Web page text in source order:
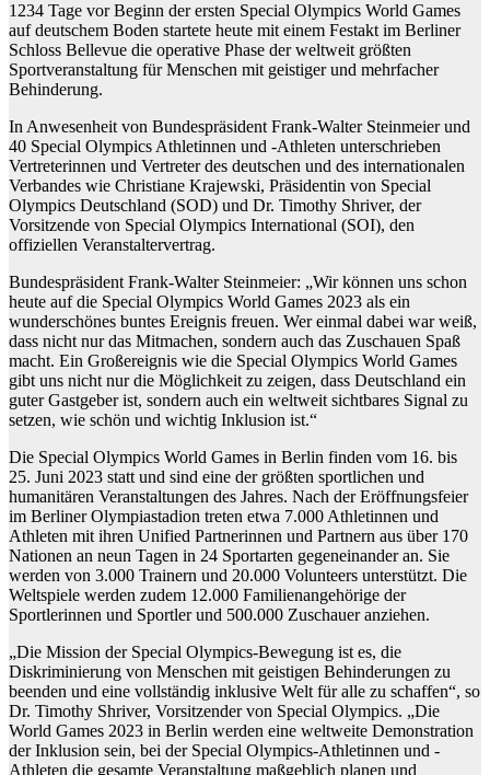
1234 Tage vor Beginn der ersten Special Olympics World Games
auf deutschem Boden startete heute mit einem Festakt im Berliner
Schloss Bellevue die operative Phase der weltweit größten
Sportveranstaltung für Menschen mit geistiger und mehrfacher
Behinderung.
In Anwesenheit von Bundespräsident Frank-Walter Steinmeier und
40 Special Olympics Athletinnen und -Athleten unterschrieben
Vertreterinnen und Vertreter des deutschen und des internationalen
Verbandes wie Christiane Krajewski, Präsidentin von Special
Olympics Deutschland (SOD) und Dr. Timothy Shriver, der
Vorsitzende von Special Olympics International (SOI), den
offiziellen Veranstaltervertrag.
Bundespräsident Frank-Walter Steinmeier: „Wir können uns schon
heute auf die Special Olympics World Games 2023 als ein
wunderschönes buntes Ereignis freuen. Wer einmal dabei war weiß,
dass nicht nur das Mitmachen, sondern auch das Zuschauen Spaß
macht. Ein Großereignis wie die Special Olympics World Games
gibt uns nicht nur die Möglichkeit zu zeigen, dass Deutschland ein
guter Gastgeber ist, sondern auch ein weltweit sichtbares Signal zu
setzen, wie schön und wichtig Inklusion ist.“
Die Special Olympics World Games in Berlin finden vom 16. bis
25. Juni 2023 statt und sind eine der größten sportlichen und
humanitären Veranstaltungen des Jahres. Nach der Eröffnungsfeier
im Berliner Olympiastadion treten etwa 7.000 Athletinnen und
Athleten mit ihren Unified Partnerinnen und Partnern aus über 170
Nationen an neun Tagen in 24 Sportarten gegeneinander an. Sie
werden von 3.000 Trainern und 20.000 Volunteers unterstützt. Die
Weltspiele werden zudem 12.000 Familienangehörige der
Sportlerinnen und Sportler und 500.000 Zuschauer anziehen.
„Die Mission der Special Olympics-Bewegung ist es, die
Diskriminierung von Menschen mit geistigen Behinderungen zu
beenden und eine vollständig inklusive Welt für alle zu schaffen“, so
Dr. Timothy Shriver, Vorsitzender von Special Olympics. „Die
World Games 2023 in Berlin werden eine weltweite Demonstration
der Inklusion sein, bei der Special Olympics-Athletinnen und -
Athleten die gesamte Veranstaltung maßgeblich planen und